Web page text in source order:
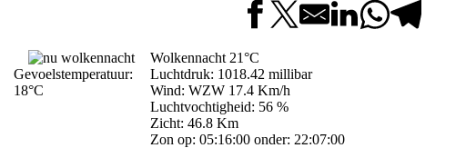
Gevoelstemperatuur:
18°C
Wolkennacht 21°C
Luchtdruk: 1018.42 millibar
Wind: WZW 17.4 Km/h
Luchtvochtigheid: 56 %
Zicht: 46.8 Km
Zon op: 05:16:00 onder: 22:07:00